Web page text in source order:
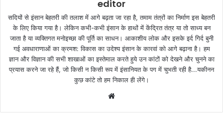
editor
सदियों से इंसान बेहतरी की तलाश में आगे बढ़ता जा रहा है, तमाम तंत्रों का निर्माण इस बेहतरी
के लिए किया गया है। लेकिन कभी-कभी इंसान के हाथों में केंद्रित तंत्र या तो साध्य बन
जाता है या व्यक्तिगत मनोइच्छा की पूर्ति का साधन। आकाशीय लोक और इसके इर्द गिर्द बुनी
गई अवधाराणाओं का क्रमश: विकास का उदेश्य इंसान के कारवां को आगे बढ़ाना है। हम
ज्ञान और विज्ञान की सभी शाखाओं का इस्तेमाल करते हुये उन कांटों को देखने और चुनने का
प्रयास करने जा रहे हैं, जो किसी न किसी रूप में इंसानियत के पग में चुभती रही है...यकीनन
कुछ कांटे तो हम निकाल ही लेंगे।